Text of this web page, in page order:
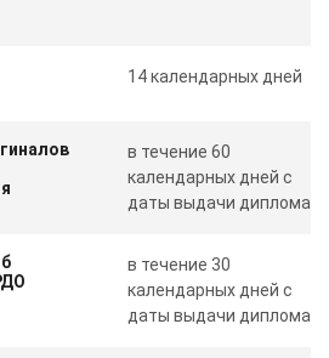
14 календарных дней
в течение 60
календарных дней с
даты выдачи диплома
в течение 30
календарных дней с
даты выдачи диплома